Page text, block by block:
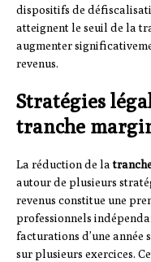
dispositifs de
atteignent le seuil de la
augmenter
revenus.
Stratégies
tranche
La réduction de la
autour de plusieurs
revenus constitue une
professionnels
facturations d’une année
sur plusieurs exercices.